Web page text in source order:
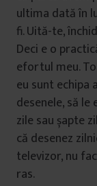
ultima dată în
fi. Uită-te,
Deci e o
efortul meu.
eu sunt echipa
desenele, să le
zile sau șapte
că desenez
televizor, nu
ras.